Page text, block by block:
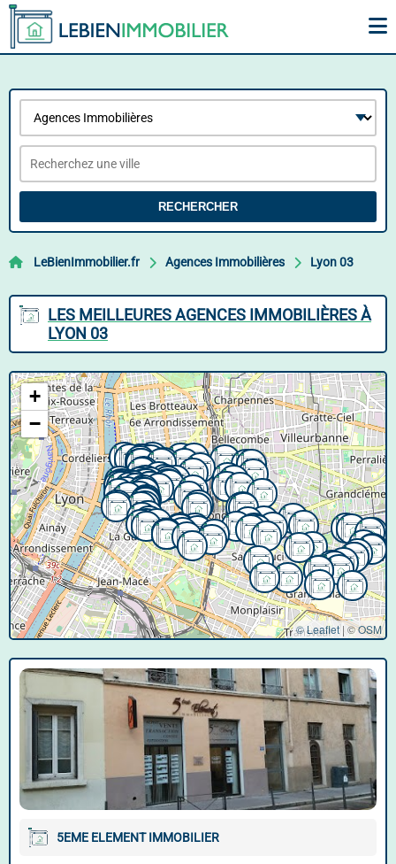
RECHERCHER
LeBienImmobilier.fr Agences Immobilières Lyon 03
LES MEILLEURES AGENCES IMMOBILIÈRES À
LYON 03
+
−
© Leaflet |©OSM
5EME ELEMENT IMMOBILIER